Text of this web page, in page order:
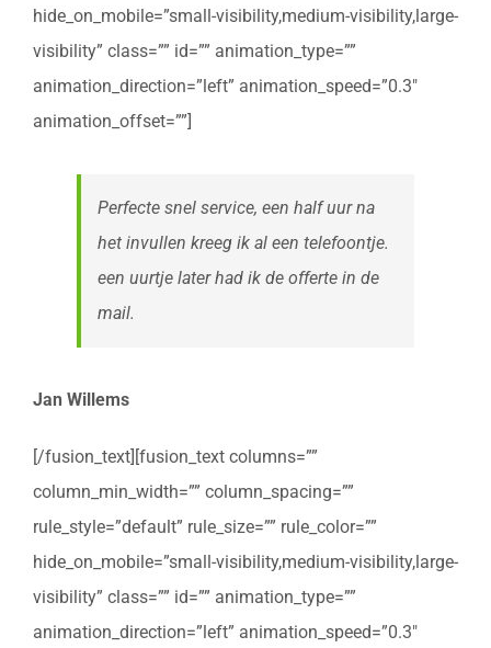
hide_on_mobile=”small-visibility,medium-visibility,large-
visibility” class=”” id=”” animation_type=””
animation_direction=”left” animation_speed=”0.3″
animation_offset=””]
Perfecte snel service, een half uur na
het invullen kreeg ik al een telefoontje.
een uurtje later had ik de offerte in de
mail.
Jan Willems
[/fusion_text][fusion_text columns=””
column_min_width=”” column_spacing=””
rule_style=”default” rule_size=”” rule_color=””
hide_on_mobile=”small-visibility,medium-visibility,large-
visibility” class=”” id=”” animation_type=””
animation_direction=”left” animation_speed=”0.3″